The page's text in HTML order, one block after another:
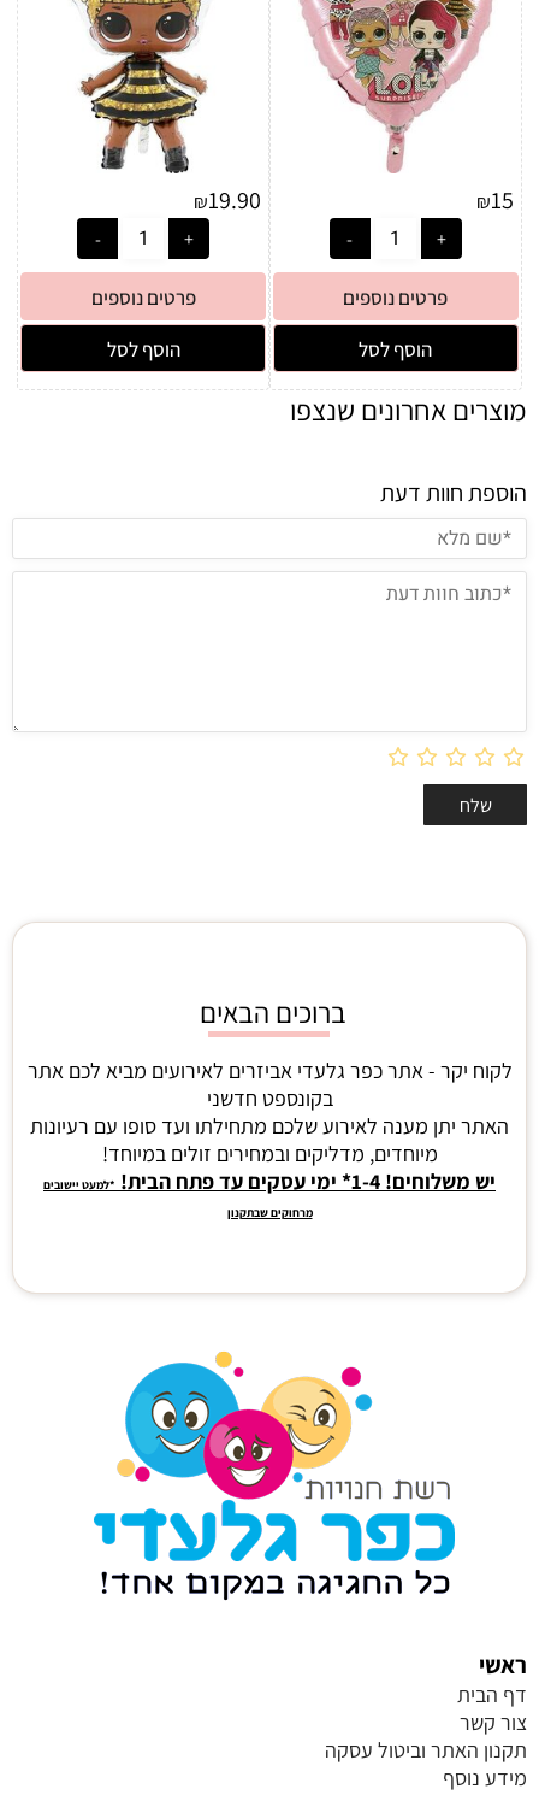
₪15
פרטים נוספים
הוסף לסל
₪19.90
פרטים נוספים
הוסף לסל
מוצרים אחרונים שנצפו
הוספת חוות דעת
ברוכים הבאים
לקוח יקר - אתר כפר גלעדי אביזרים לאירועים מביא לכם אתר
בקונספט חדשני
האתר יתן מענה לאירוע שלכם מתחילתו ועד סופו עם רעיונות
מיוחדים, מדליקים ובמחירים זולים במיוחד!
יש משלוחים! 1-4* ימי עסקים עד פתח הבית!
*למעט יישובים
מרחוקים שבתקנון
ראשי
דף הבית
צור קשר
תקנון האתר וביטול עסקה
מידע נוסף